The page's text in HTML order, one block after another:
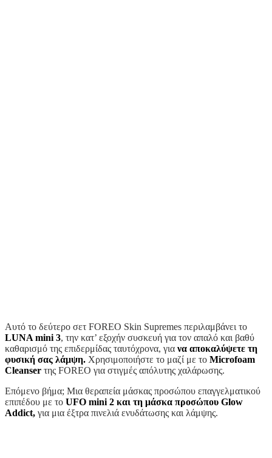
Αυτό το δεύτερο σετ FOREO Skin Supremes περιλαμβάνει το
LUNA mini 3, την κατ’ εξοχήν συσκευή για τον απαλό και βαθύ
καθαρισμό της επιδερμίδας ταυτόχρονα, για να αποκαλύψετε τη
φυσική σας λάμψη. Χρησιμοποιήστε το μαζί με το Microfoam
Cleanser της FOREO για στιγμές απόλυτης χαλάρωσης.
Επόμενο βήμα; Μια θεραπεία μάσκας προσώπου επαγγελματικού
επιπέδου με το UFO mini 2 και τη μάσκα προσώπου Glow
Addict, για μια έξτρα πινελιά ενυδάτωσης και λάμψης.